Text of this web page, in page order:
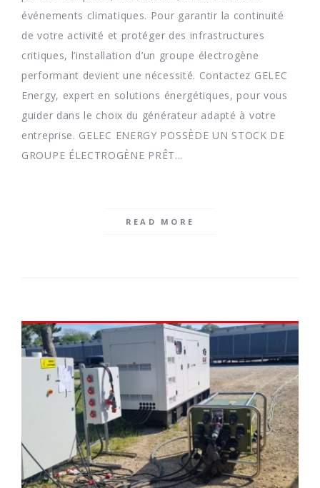
événements climatiques. Pour garantir la continuité
de votre activité et protéger des infrastructures
critiques, l’installation d’un groupe électrogène
performant devient une nécessité. Contactez GELEC
Energy, expert en solutions énergétiques, pour vous
guider dans le choix du générateur adapté à votre
entreprise. GELEC ENERGY POSSÈDE UN STOCK DE
GROUPE ÉLECTROGÈNE PRÊT...
READ MORE